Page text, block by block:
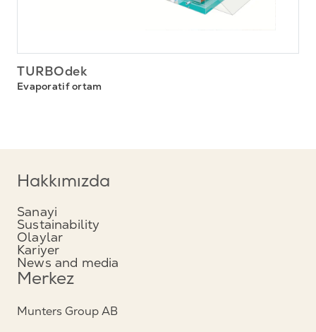
TURBOdek
Evaporatif ortam
Hakkımızda
Sanayi
Sustainability
Olaylar
Kariyer
News and media
Merkez
Munters Group AB